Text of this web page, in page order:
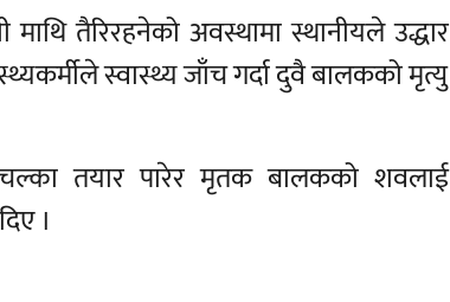
तैरिरहनेको अवस्थामा स्थानीयले उद्धार
स्वास्थ्य जाँच गर्दा दुवै बालकको मृत्यु
तयार पारेर मृतक बालकको शवलाई
।